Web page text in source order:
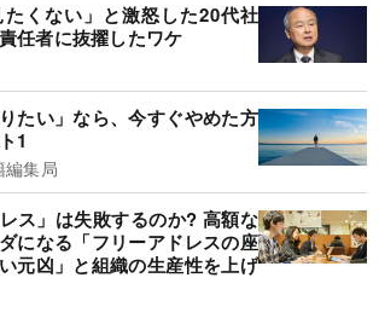
くない」と激怒した20代社
任者に抜擢したワケ
たい」なら、今すぐやめた方
1
編集局
ス」は失敗するのか? 高額な
になる「フリーアドレスの座
元凶」と組織の生産性を上げ